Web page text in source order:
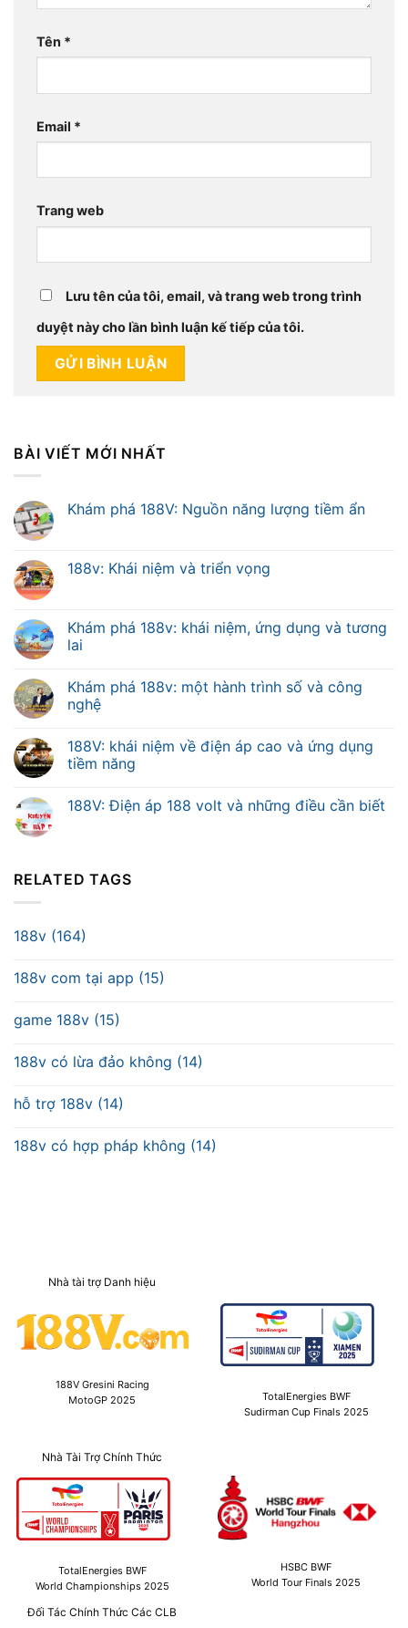
Tên *
Email *
Trang web
Lưu tên của tôi, email, và trang web trong trình
duyệt này cho lần bình luận kế tiếp của tôi.
BÀI VIẾT MỚI NHẤT
Khám phá 188V: Nguồn năng lượng tiềm ẩn
188v: Khái niệm và triển vọng
Khám phá 188v: khái niệm, ứng dụng và tương
lai
Khám phá 188v: một hành trình số và công
nghệ
188V: khái niệm về điện áp cao và ứng dụng
tiềm năng
188V: Điện áp 188 volt và những điều cần biết
RELATED TAGS
188v (164)
188v com tại app (15)
game 188v (15)
188v có lừa đảo không (14)
hỗ trợ 188v (14)
188v có hợp pháp không (14)
Nhà tài trợ Danh hiệu
188V Gresini Racing
MotoGP 2025
TotalEnergies BWF
Sudirman Cup Finals 2025
Nhà Tài Trợ Chính Thức
TotalEnergies BWF
World Championships 2025
HSBC BWF
World Tour Finals 2025
Đối Tác Chính Thức Các CLB